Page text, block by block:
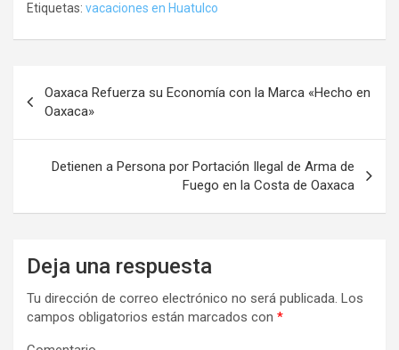
Etiquetas: vacaciones en Huatulco
de
entradas
Oaxaca Refuerza su Economía con la Marca «Hecho en
Oaxaca»
Detienen a Persona por Portación Ilegal de Arma de
Fuego en la Costa de Oaxaca
Deja una respuesta
Tu dirección de correo electrónico no será publicada. Los
campos obligatorios están marcados con *